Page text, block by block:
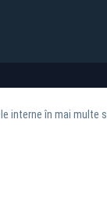
interne în mai multe